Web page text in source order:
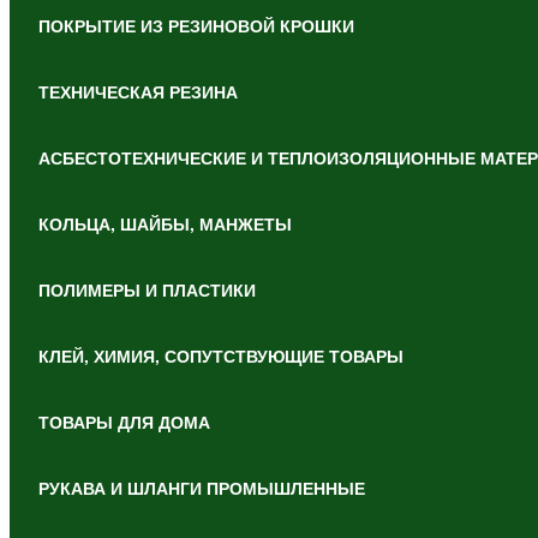
ПОКРЫТИЕ ИЗ РЕЗИНОВОЙ КРОШКИ
ТЕХНИЧЕСКАЯ РЕЗИНА
АСБЕСТОТЕХНИЧЕСКИЕ И ТЕПЛОИЗОЛЯЦИОННЫЕ
КОЛЬЦА, ШАЙБЫ, МАНЖЕТЫ
ПОЛИМЕРЫ И ПЛАСТИКИ
КЛЕЙ, ХИМИЯ, СОПУТСТВУЮЩИЕ ТОВАРЫ
ТОВАРЫ ДЛЯ ДОМА
РУКАВА И ШЛАНГИ ПРОМЫШЛЕННЫЕ